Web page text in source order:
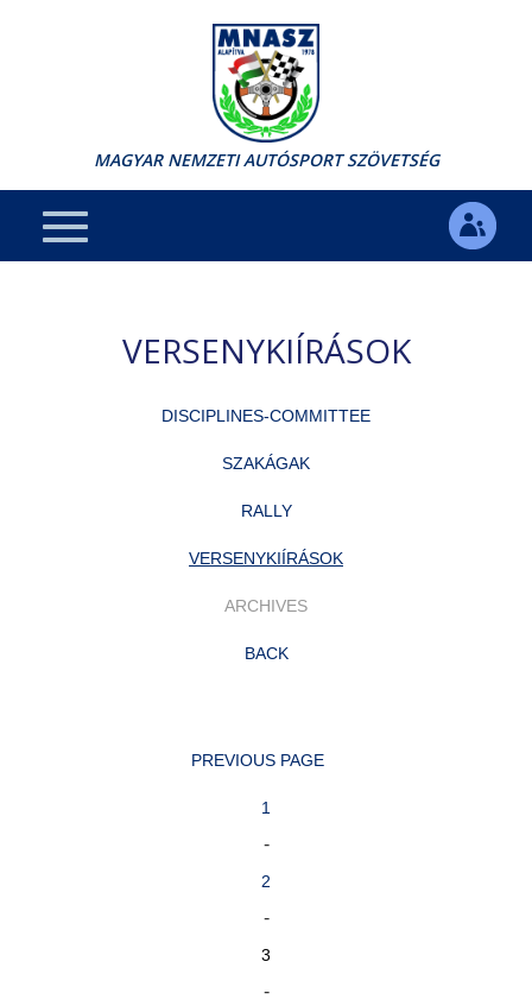
MAGYAR NEMZETI AUTÓSPORT SZÖVETSÉG
VERSENYKIÍRÁSOK
DISCIPLINES-COMMITTEE
SZAKÁGAK
RALLY
VERSENYKIÍRÁSOK
ARCHIVES
BACK
PREVIOUS PAGE
1
-
2
-
3
-